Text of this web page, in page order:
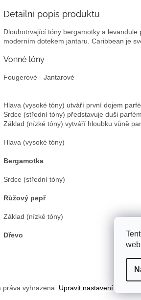
Detailní popis produktu
Dlouhotrvající tóny bergamotky a
moderním dotekem jantaru. Caribbean je
Vonné tóny
Fougerové - Jantarové
Hlava (vysoké tóny) utváří první dojem
Srdce (střední tóny) představuje duši
Základ (nízké tóny) vytváří hloubku vůně
Hlava (vysoké tóny)
Bergamotka
Srdce (střední tóny)
Růžový pepř
Základ (nízké tóny)
Dřevo
práva vyhrazena. Upravit nastavení cookies